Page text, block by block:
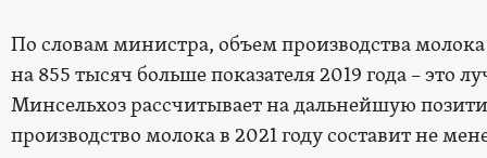
По словам министра, объем производства
на 855 тысяч больше показателя 2019 года – это
Минсельхоз рассчитывает на дальнейшую
производство молока в 2021 году составит не